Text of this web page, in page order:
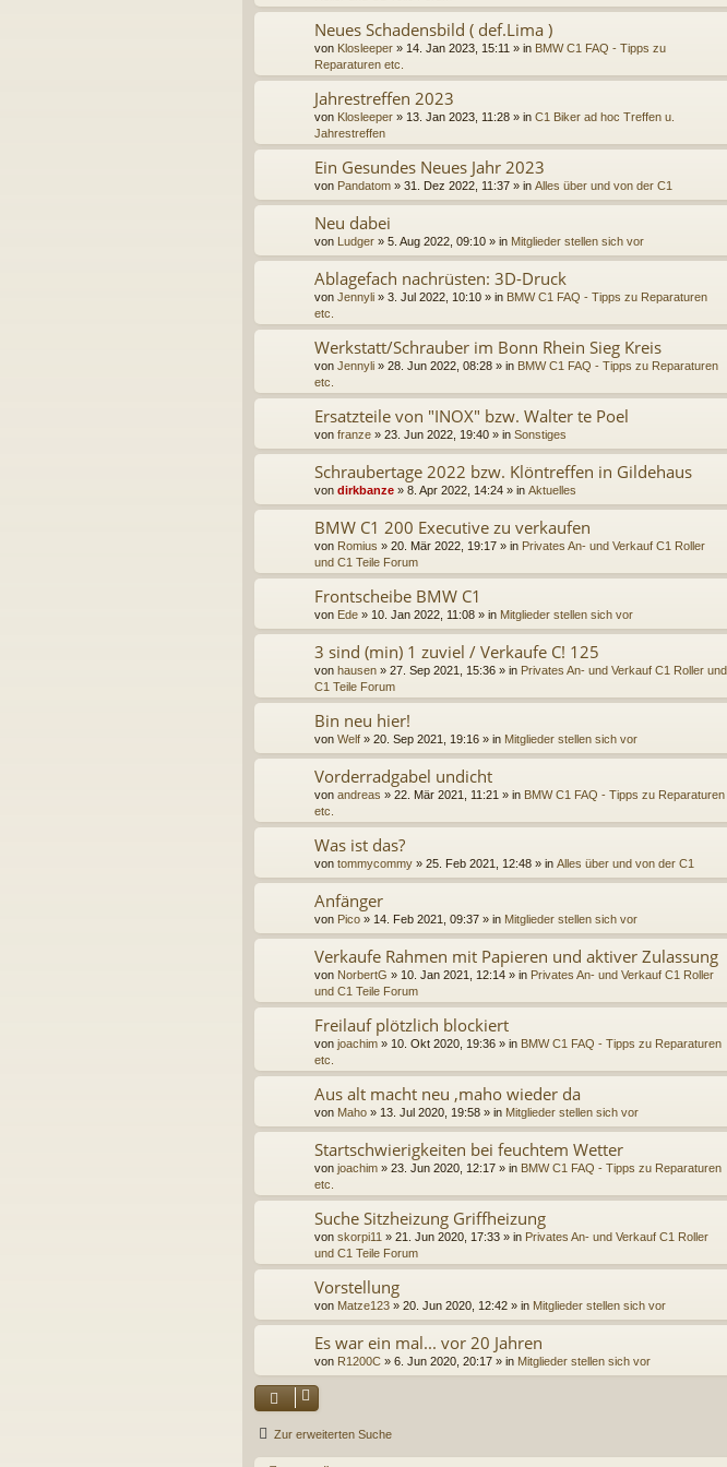
Neues Schadensbild ( def.Lima )
von Klosleeper » 14. Jan 2023, 15:11 » in BMW C1 FAQ - Tipps zu
Reparaturen etc.
Jahrestreffen 2023
von Klosleeper » 13. Jan 2023, 11:28 » in C1 Biker ad hoc Treffen u.
Jahrestreffen
Ein Gesundes Neues Jahr 2023
von Pandatom » 31. Dez 2022, 11:37 » in Alles über und von der C1
Neu dabei
von Ludger » 5. Aug 2022, 09:10 » in Mitglieder stellen sich vor
Ablagefach nachrüsten: 3D-Druck
von Jennyli » 3. Jul 2022, 10:10 » in BMW C1 FAQ - Tipps zu Reparaturen
etc.
Werkstatt/Schrauber im Bonn Rhein Sieg Kreis
von Jennyli » 28. Jun 2022, 08:28 » in BMW C1 FAQ - Tipps zu Reparaturen
etc.
Ersatzteile von "INOX" bzw. Walter te Poel
von franze » 23. Jun 2022, 19:40 » in Sonstiges
Schraubertage 2022 bzw. Klöntreffen in Gildehaus
von dirkbanze » 8. Apr 2022, 14:24 » in Aktuelles
BMW C1 200 Executive zu verkaufen
von Romius » 20. Mär 2022, 19:17 » in Privates An- und Verkauf C1 Roller
und C1 Teile Forum
Frontscheibe BMW C1
von Ede » 10. Jan 2022, 11:08 » in Mitglieder stellen sich vor
3 sind (min) 1 zuviel / Verkaufe C! 125
von hausen » 27. Sep 2021, 15:36 » in Privates An- und Verkauf C1 Roller und
C1 Teile Forum
Bin neu hier!
von Welf » 20. Sep 2021, 19:16 » in Mitglieder stellen sich vor
Vorderradgabel undicht
von andreas » 22. Mär 2021, 11:21 » in BMW C1 FAQ - Tipps zu Reparaturen
etc.
Was ist das?
von tommycommy » 25. Feb 2021, 12:48 » in Alles über und von der C1
Anfänger
von Pico » 14. Feb 2021, 09:37 » in Mitglieder stellen sich vor
Verkaufe Rahmen mit Papieren und aktiver Zulassung
von NorbertG » 10. Jan 2021, 12:14 » in Privates An- und Verkauf C1 Roller
und C1 Teile Forum
Freilauf plötzlich blockiert
von joachim » 10. Okt 2020, 19:36 » in BMW C1 FAQ - Tipps zu Reparaturen
etc.
Aus alt macht neu ,maho wieder da
von Maho » 13. Jul 2020, 19:58 » in Mitglieder stellen sich vor
Startschwierigkeiten bei feuchtem Wetter
von joachim » 23. Jun 2020, 12:17 » in BMW C1 FAQ - Tipps zu Reparaturen
etc.
Suche Sitzheizung Griffheizung
von skorpi11 » 21. Jun 2020, 17:33 » in Privates An- und Verkauf C1 Roller
und C1 Teile Forum
Vorstellung
von Matze123 » 20. Jun 2020, 12:42 » in Mitglieder stellen sich vor
Es war ein mal... vor 20 Jahren
von R1200C » 6. Jun 2020, 20:17 » in Mitglieder stellen sich vor
Zur erweiterten Suche